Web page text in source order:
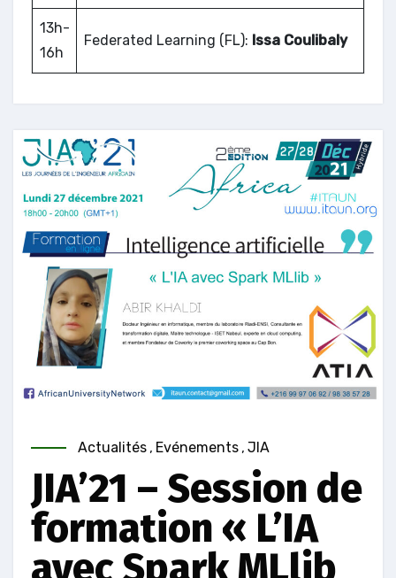
13h-
16h
Federated Learning (FL): Issa Coulibaly
Actualités , Evénements , JIA
JIA’21 – Session de
formation « L’IA
avec Spark MLlib